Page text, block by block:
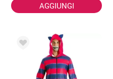
AGGIUNGI